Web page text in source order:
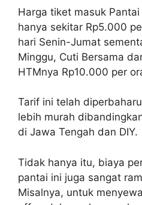
Harga tiket masuk
hanya sekitar Rp5.000
hari Senin-Jumat
Minggu, Cuti Bersama
HTMnya Rp10.000 per
Tarif ini telah
lebih murah
di Jawa Tengah dan DIY.
Tidak hanya itu, biaya
pantai ini juga sangat
Misalnya, untuk